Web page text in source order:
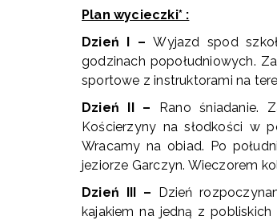
Plan wycieczki* :
Dzień I –Wyjazd spod
godzinach popołudniowych.
sportowe z instruktorami na
Dzień II – Rano śniadanie.
Kościerzyny na słodkości w
Wracamy na obiad. Po
jeziorze Garczyn. Wieczorem
Dzień III – Dzień
kajakiem na jedną z